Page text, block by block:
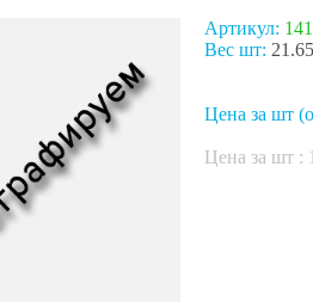
Артикул:
Вес шт:
Цена за шт
Цена за шт :